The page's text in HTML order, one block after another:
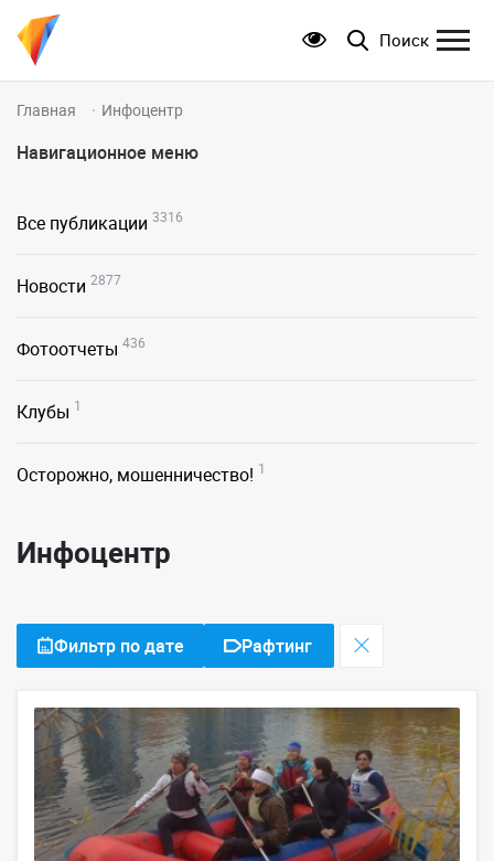
Поиск
Главная Инфоцентр
Навигационное меню
Все публикации 3316
Новости 2877
Фотоотчеты 436
Клубы 1
Осторожно, мошенничество! 1
Инфоцентр
Фильтр по дате Рафтинг